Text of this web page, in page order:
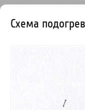
Схема